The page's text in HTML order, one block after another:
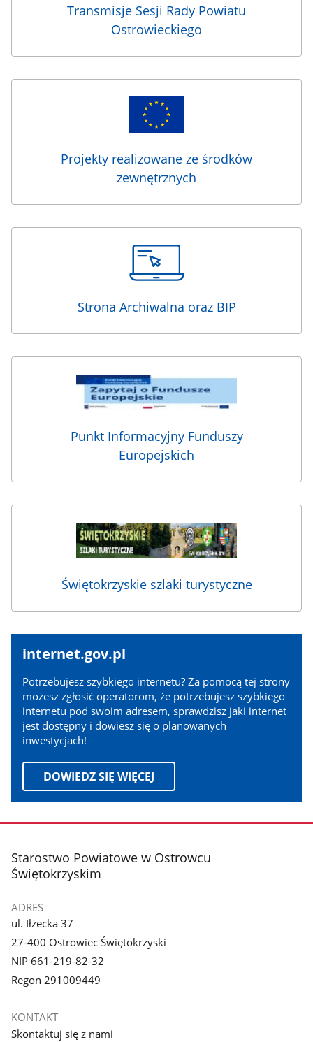
Transmisje Sesji Rady Powiatu
Ostrowieckiego
Projekty realizowane ze środków
zewnętrznych
Strona Archiwalna oraz BIP
Punkt Informacyjny Funduszy
Europejskich
Świętokrzyskie szlaki turystyczne
internet.gov.pl
Potrzebujesz szybkiego internetu? Za pomocą tej strony
możesz zgłosić operatorom, że potrzebujesz szybkiego
internetu pod swoim adresem, sprawdzisz jaki internet
jest dostępny i dowiesz się o planowanych
inwestycjach!
DOWIEDZ SIĘ WIĘCEJ
stopka
Starostwo Powiatowe w Ostrowcu
Świętokrzyskim
ADRES
ul. Iłżecka 37
27-400 Ostrowiec Świętokrzyski
NIP 661-219-82-32
Regon 291009449
KONTAKT
Skontaktuj się z nami